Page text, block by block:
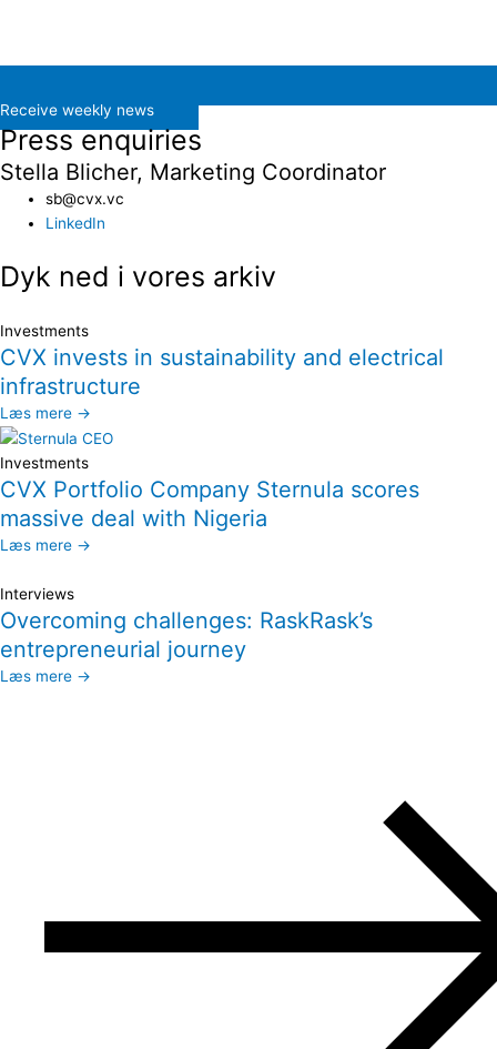
Receive weekly news
Press enquiries
Stella Blicher, Marketing Coordinator
sb@cvx.vc​
LinkedIn
Dyk ned i vores arkiv
Investments
CVX invests in sustainability and electrical
infrastructure
Læs mere →
Investments
CVX Portfolio Company Sternula scores
massive deal with Nigeria
Læs mere →
Interviews
Overcoming challenges: RaskRask’s
entrepreneurial journey
Læs mere →